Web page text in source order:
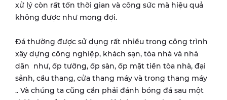
xử lý còn rất tốn thời gian và công sức mà hiệu quả
không được như mong đợi.
Đá thường được sử dụng rất nhiều trong công trình
xây dựng công nghiệp, khách sạn, tòa nhà và nhà
dân như, ốp tường, ốp sàn, ốp mặt tiền tòa nhà, đại
sảnh, cầu thang, cửa thang máy và trong thang máy
.. Và chúng ta cũng cần phải đánh bóng đá sau một